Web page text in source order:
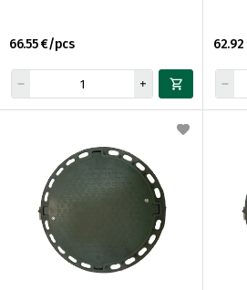
66.55 €/pcs